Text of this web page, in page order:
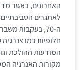
האחרונים, כאשר
לאתגרים
ה-70, בעקבות
חלופיות כמו
המודעות ההולכת
מקורות האנרגיה